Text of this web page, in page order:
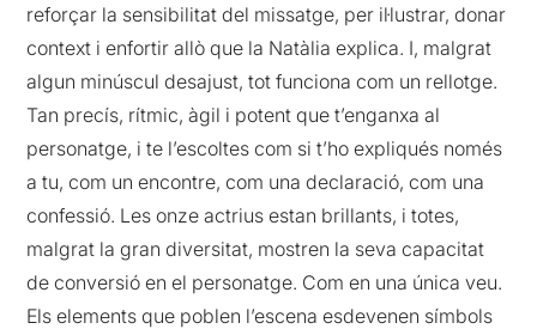
reforçar la sensibilitat del missatge, per il·lustrar, donar
context i enfortir allò que la Natàlia explica. I, malgrat
algun minúscul desajust, tot funciona com un rellotge.
Tan precís, rítmic, àgil i potent que t’enganxa al
personatge, i te l’escoltes com si t’ho expliqués només
a tu, com un encontre, com una declaració, com una
confessió. Les onze actrius estan brillants, i totes,
malgrat la gran diversitat, mostren la seva capacitat
de conversió en el personatge. Com en una única veu.
Els elements que poblen l’escena esdevenen símbols